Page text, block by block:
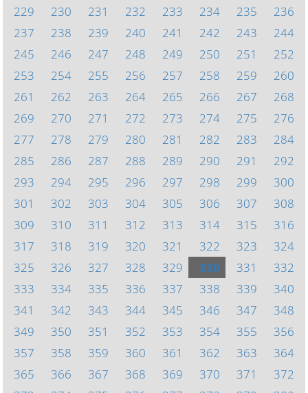
229
230 231 232 233 234 235
236
237
238 239 240 241 242 243
244
245
246 247 248 249 250 251
252
253
254 255 256 257 258 259
260
261
262 263 264 265 266 267
268
269
270 271 272 273 274 275
276
277
278 279 280 281 282 283
284
285
286 287 288 289 290 291
292
293
294 295 296 297 298 299
300
301
302 303 304 305 306 307
308
309
310 311 312 313 314 315
316
317
318 319 320 321 322 323
324
325
326 327 328 329 330 331
332
333
334 335 336 337 338 339
340
341
342 343 344 345 346 347
348
349
350 351 352 353 354 355
356
357
358 359 360 361 362 363
364
365
366 367 368 369 370 371
372